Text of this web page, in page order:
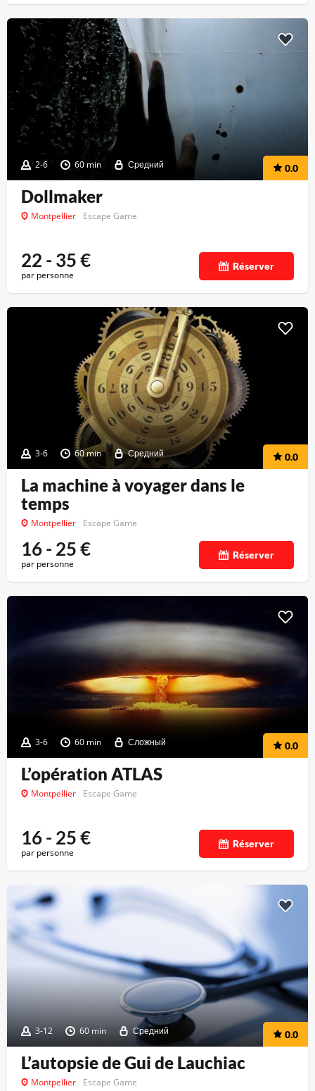
2-6 60 min Средний 0.0
Dollmaker
Montpellier Escape Game
22 - 35€
par personne
Réserver
3-6 60 min Средний 0.0
La machine à voyager dans le
temps
Montpellier Escape Game
16 - 25€
par personne
Réserver
3-6 60 min Сложный 0.0
L’opération ATLAS
Montpellier Escape Game
16 - 25€
par personne
Réserver
3-12 60 min Средний 0.0
L’autopsie de Gui de Lauchiac
Montpellier Escape Game